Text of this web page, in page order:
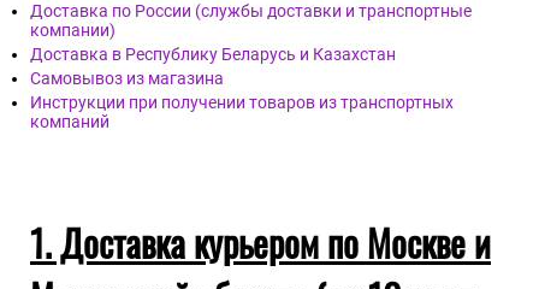
Доставка по России (службы доставки и транспортные
компании)
Доставка в Республику Беларусь и Казахстан
Самовывоз из магазина
Инструкции при получении товаров из транспортных
компаний
1. Доставка курьером по Москве и